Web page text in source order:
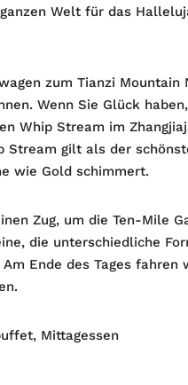
Welt für das
zum Tianzi Mountain
Wenn Sie Glück
Whip Stream im
Stream gilt als der
wie Gold schimmert.
Zug, um die Ten-Mile
die unterschiedliche
Ende des Tages
Mittagessen